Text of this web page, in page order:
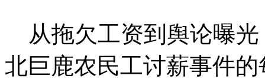
从拖欠工资到舆论曝光
北巨鹿农民工讨薪事件